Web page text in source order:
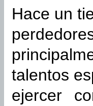
Hace un
talentos
ejercer